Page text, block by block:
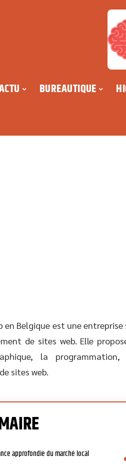
BUREAUTIQUE
en Belgique est une
de sites web. Elle
la
sites web.
approfondie du marché local